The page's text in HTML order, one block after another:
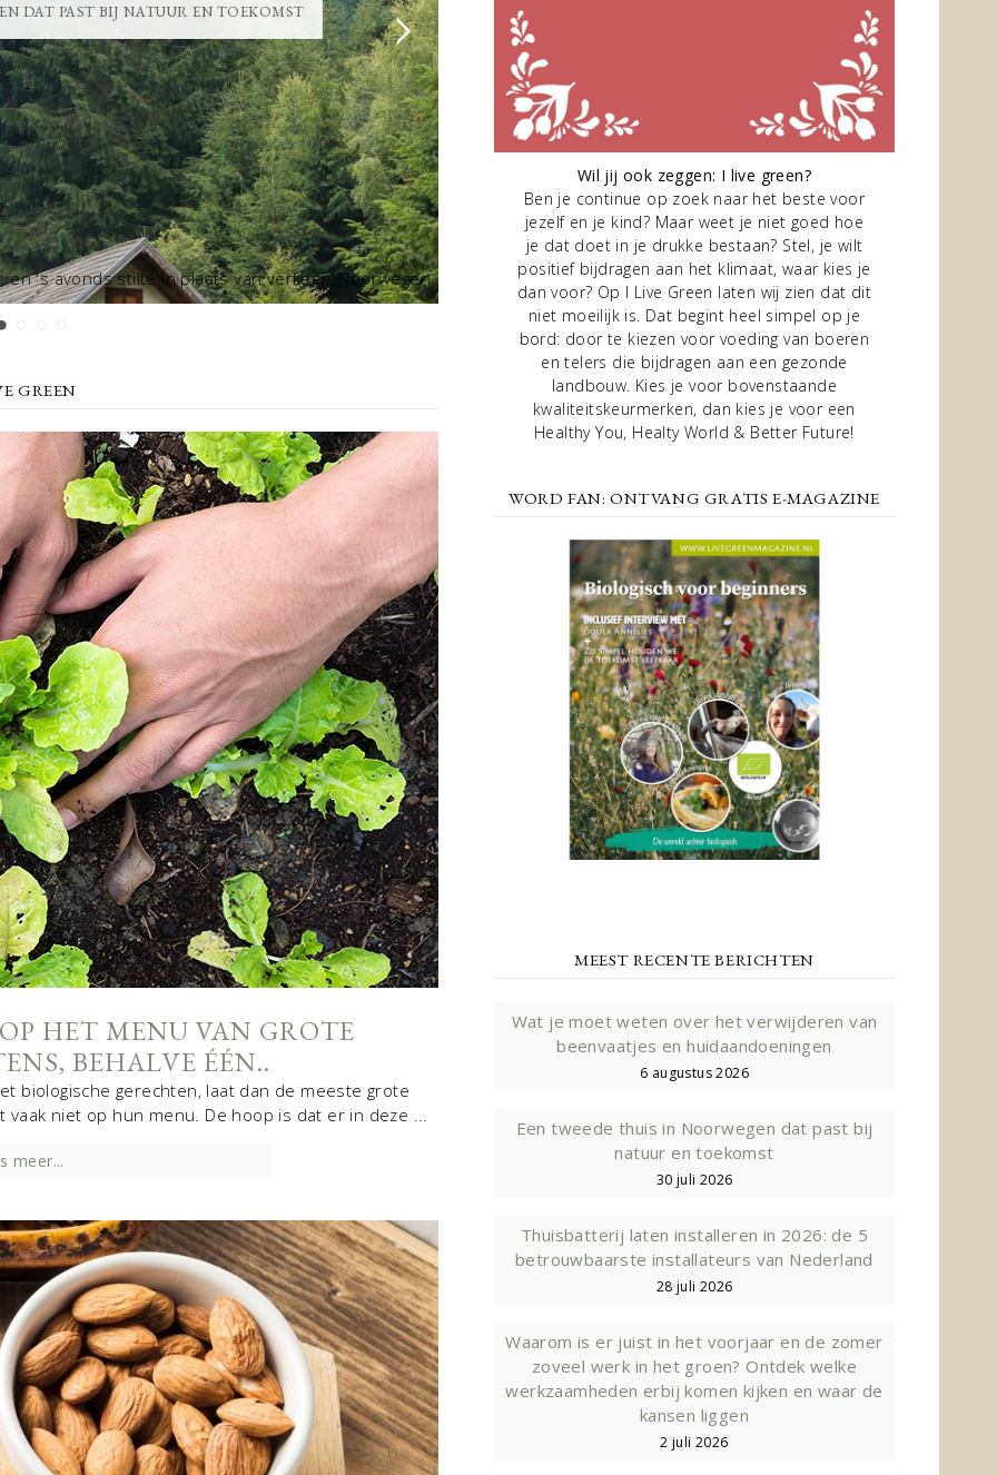
DAT PAST BIJ NATUUR EN TOEKOMST
's avonds stilte in plaats van verkeer. Noorwegen
THUISBATTERIJ LATEN INSTALLEREN IN 2026: DE 5
Herken je dat gevoel? Op zonnige middagen produceert je dak
lees meer...
GREEN
HET MENU VAN GROTE
BEHALVE ÉÉN..
biologische gerechten, laat dan de meeste grote
niet op hun menu. De hoop is dat er in deze ...
meer...
Wil jij ook zeggen: I live green?
Ben je continue op zoek naar het beste voor
jezelf en je kind? Maar weet je niet goed hoe
je dat doet in je drukke bestaan? Stel, je wilt
positief bijdragen aan het klimaat, waar kies je
dan voor? Op I Live Green laten wij zien dat dit
niet moeilijk is. Dat begint heel simpel op je
bord: door te kiezen voor voeding van boeren
en telers die bijdragen aan een gezonde
landbouw. Kies je voor bovenstaande
kwaliteitskeurmerken, dan kies je voor een
Healthy You, Healty World & Better Future!
WORD FAN: ONTVANG GRATIS E-MAGAZINE
MEEST RECENTE BERICHTEN
Wat je moet weten over het verwijderen van
beenvaatjes en huidaandoeningen
6 augustus 2026
Een tweede thuis in Noorwegen dat past bij
natuur en toekomst
30 juli 2026
Thuisbatterij laten installeren in 2026: de 5
betrouwbaarste installateurs van Nederland
28 juli 2026
Waarom is er juist in het voorjaar en de zomer
zoveel werk in het groen? Ontdek welke
werkzaamheden erbij komen kijken en waar de
kansen liggen
2 juli 2026